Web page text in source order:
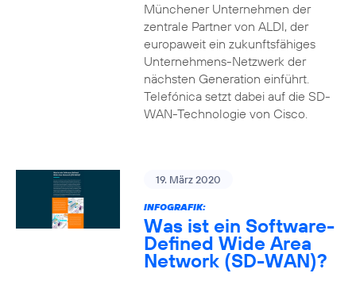
Münchener Unternehmen der
zentrale Partner von ALDI, der
europaweit ein zukunftsfähiges
Unternehmens-Netzwerk der
nächsten Generation einführt.
Telefónica setzt dabei auf die SD-
WAN-Technologie von Cisco.
19. März 2020
INFOGRAFIK:
Was ist ein Software-
Defined Wide Area
Network (SD-WAN)?